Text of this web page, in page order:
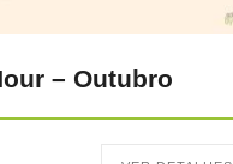
– Outubro